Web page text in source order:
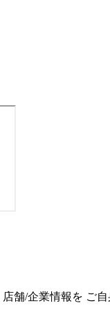
店舗/企業情報を ご